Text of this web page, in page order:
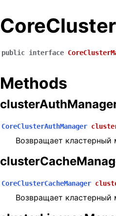
public interface
Methods
CoreClusterAuthManager
Возвращает кластерный
CoreClusterCacheManager
Возвращает